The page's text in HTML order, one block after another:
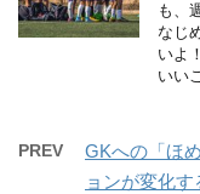
も、
なじ
いよ
いい
PREV
GKへの「ほ
ョンが変化